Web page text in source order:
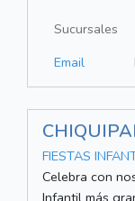
Sucursales
Email
FIESTAS
Celebra con